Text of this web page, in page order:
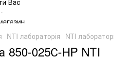
NTI лабораторія NTI
850-025С-HP NTI